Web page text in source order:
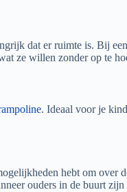
dat er ruimte is. Bij
ze willen zonder op te
. Ideaal voor je
hebt om over
ouders in de buurt